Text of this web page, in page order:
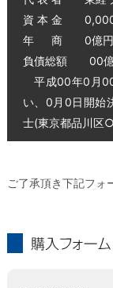
資 本 金 0,000
年 商 0億円
負債総額 00億
平成00年0月
い、0月0日開
士(東京都品川
ご了承頂き下記フォ